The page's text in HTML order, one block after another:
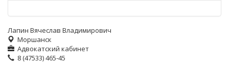
Лапин Вячеслав Владимирович
Моршанск
Адвокатский кабинет
8 (47533) 465-45